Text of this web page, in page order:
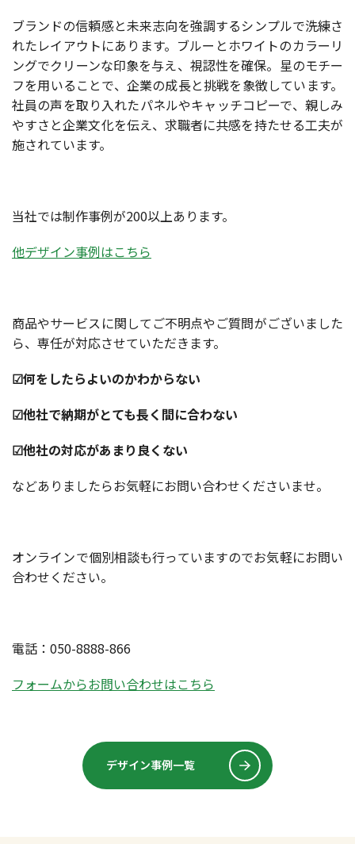
ブランドの信頼感と未来志向を強調するシンプルで洗練さ
れたレイアウトにあります。ブルーとホワイトのカラーリ
ングでクリーンな印象を与え、視認性を確保。星のモチー
フを用いることで、企業の成長と挑戦を象徴しています。
社員の声を取り入れたパネルやキャッチコピーで、親しみ
やすさと企業文化を伝え、求職者に共感を持たせる工夫が
施されています。
当社では制作事例が200以上あります。
他デザイン事例はこちら
商品やサービスに関してご不明点やご質問がございました
ら、専任が対応させていただきます。
☑何をしたらよいのかわからない
☑他社で納期がとても長く間に合わない
☑他社の対応があまり良くない
などありましたらお気軽にお問い合わせくださいませ。
オンラインで個別相談も行っていますのでお気軽にお問い
合わせください。
電話：050-8888-866
フォームからお問い合わせはこちら
デザイン事例一覧